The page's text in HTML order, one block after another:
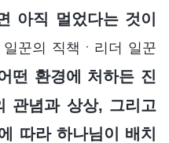
아직 멀었다는 것이
꾼의 직책ㆍ리더 일꾼
떤 환경에 처하든 진
관념과 상상, 그리고
따라 하나님이 배치